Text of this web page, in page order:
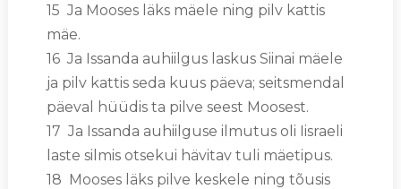
15 Ja Mooses läks mäele ning pilv kattis
mäe.
16 Ja Issanda auhiilgus laskus Siinai mäele
ja pilv kattis seda kuus päeva; seitsmendal
päeval hüüdis ta pilve seest Moosest.
17 Ja Issanda auhiilguse ilmutus oli Iisraeli
laste silmis otsekui hävitav tuli mäetipus.
18 Mooses läks pilve keskele ning tõusis